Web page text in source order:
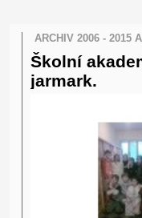
ARCHIV 2006 - 2015 A
Školní
jarmark.